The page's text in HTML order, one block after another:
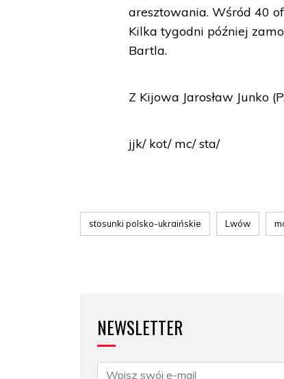
aresztowania. Wśród 40
Kilka tygodni później
Bartla.
Z Kijowa Jarosław Junko
jjk/ kot/ mc/ sta/
stosunki polsko-ukraińskie Lwów
NEWSLETTER